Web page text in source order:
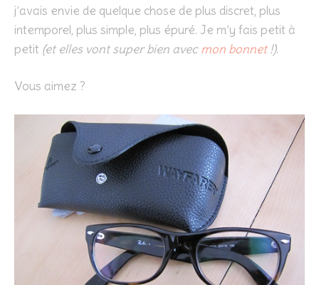
j’avais envie de quelque chose de plus discret, plus
intemporel, plus simple, plus épuré. Je m’y fais petit à
petit (et elles vont super bien avecmon bonnet!).
Vous aimez ?